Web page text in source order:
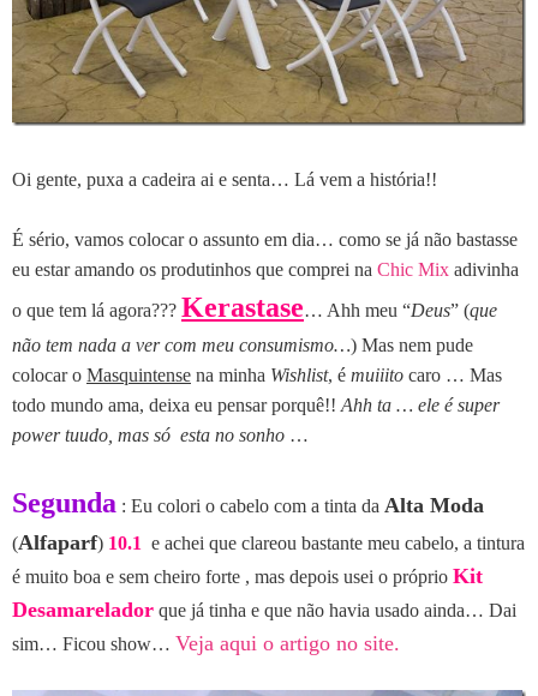
Oi gente, puxa a cadeira ai e senta… Lá vem a história!!
É sério, vamos colocar o assunto em dia… como se já não bastasse
eu estar amando os produtinhos que comprei na Chic Mix adivinha
o que tem lá agora??? Kerastase… Ahh meu “Deus” (que
não tem nada a ver com meu consumismo…) Mas nem pude
colocar o Masquintense na minha Wishlist, é muiiito caro … Mas
todo mundo ama, deixa eu pensar porquê!! Ahh ta … ele é super
power tuudo, mas só esta no sonho …
Segunda : Eu colori o cabelo com a tinta da Alta Moda
(Alfaparf) 10.1 e achei que clareou bastante meu cabelo, a tintura
é muito boa e sem cheiro forte , mas depois usei o próprio Kit
Desamarelador que já tinha e que não havia usado ainda… Dai
sim… Ficou show… Veja aqui o artigo no site.